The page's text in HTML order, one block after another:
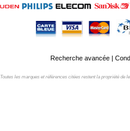
Recherche avancée|
Toutes les marques et références citées restent la propriété de